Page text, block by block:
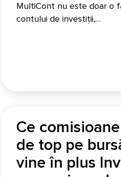
MultiCont nu este doar o
contului de investiții,…
Ce
de top pe
vine în plus